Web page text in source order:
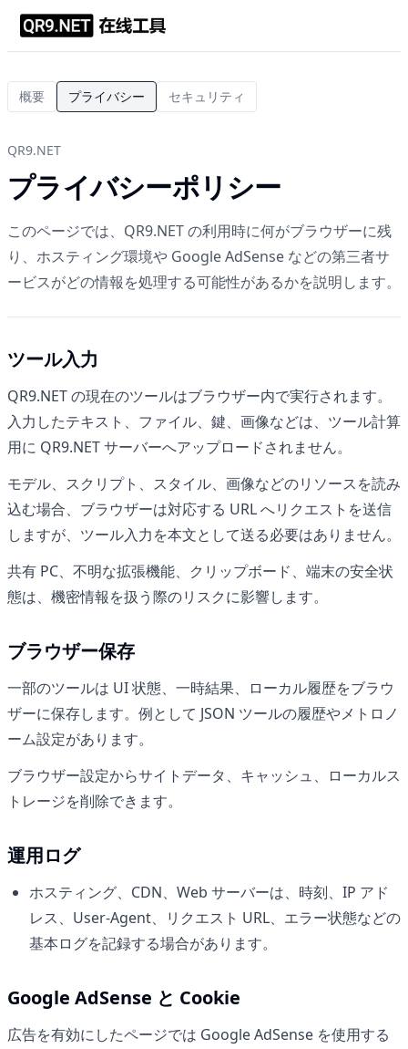
概要 プライバシー セキュリティ
QR9.NET
プライバシーポリシー
このページでは、QR9.NET の利用時に何がブラウザーに残
り、ホスティング環境や Google AdSense などの第三者サ
ービスがどの情報を処理する可能性があるかを説明します。
ツール入力
QR9.NET の現在のツールはブラウザー内で実行されます。
入力したテキスト、ファイル、鍵、画像などは、ツール計算
用に QR9.NET サーバーへアップロードされません。
モデル、スクリプト、スタイル、画像などのリソースを読み
込む場合、ブラウザーは対応する URL へリクエストを送信
しますが、ツール入力を本文として送る必要はありません。
共有 PC、不明な拡張機能、クリップボード、端末の安全状
態は、機密情報を扱う際のリスクに影響します。
ブラウザー保存
一部のツールは UI 状態、一時結果、ローカル履歴をブラウ
ザーに保存します。例として JSON ツールの履歴やメトロノ
ーム設定があります。
ブラウザー設定からサイトデータ、キャッシュ、ローカルス
トレージを削除できます。
運用ログ
ホスティング、CDN、Web サーバーは、時刻、IP アド
レス、User-Agent、リクエスト URL、エラー状態などの
基本ログを記録する場合があります。
Google AdSense と Cookie
広告を有効にしたページでは Google AdSense を使用する